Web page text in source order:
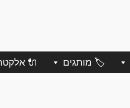
🏷️ מותגים 🔌